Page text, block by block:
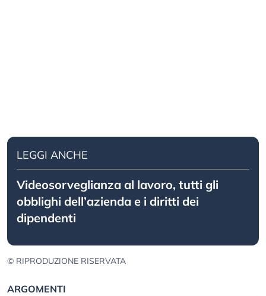
LEGGI ANCHE
Videosorveglianza al lavoro, tutti gli
obblighi dell’azienda e i diritti dei
dipendenti
© RIPRODUZIONE RISERVATA
ARGOMENTI